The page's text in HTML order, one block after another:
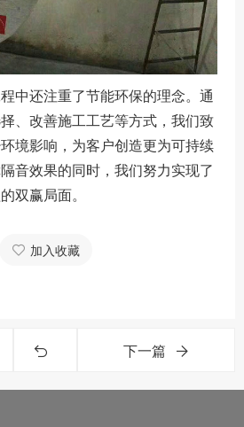
中还注重了节能环保的理念。通
、改善施工工艺等方式，我们致
境影响，为客户创造更为可持续
音效果的同时，我们努力实现了
双赢局面。
加入收藏
下一篇